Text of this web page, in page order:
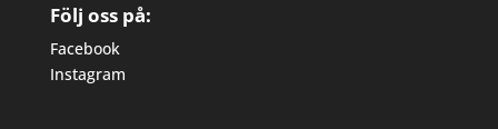
Följ oss på:
Facebook
Instagram